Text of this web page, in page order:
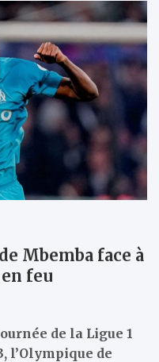
Mbemba face à
feu
de la Ligue 1
l’Olympique de